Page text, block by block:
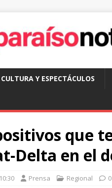
CULTURA Y ESPECTÁCULOS
que
Delta en el
Prensa Regional 0